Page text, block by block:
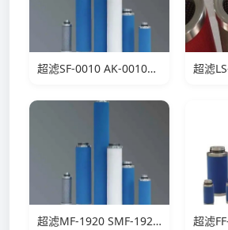
超滤SF-0010 AK-0010滤芯
超滤MF-1920 SMF-1920滤芯